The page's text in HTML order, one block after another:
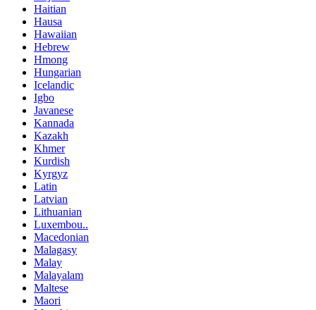
Haitian
Hausa
Hawaiian
Hebrew
Hmong
Hungarian
Icelandic
Igbo
Javanese
Kannada
Kazakh
Khmer
Kurdish
Kyrgyz
Latin
Latvian
Lithuanian
Luxembou..
Macedonian
Malagasy
Malay
Malayalam
Maltese
Maori